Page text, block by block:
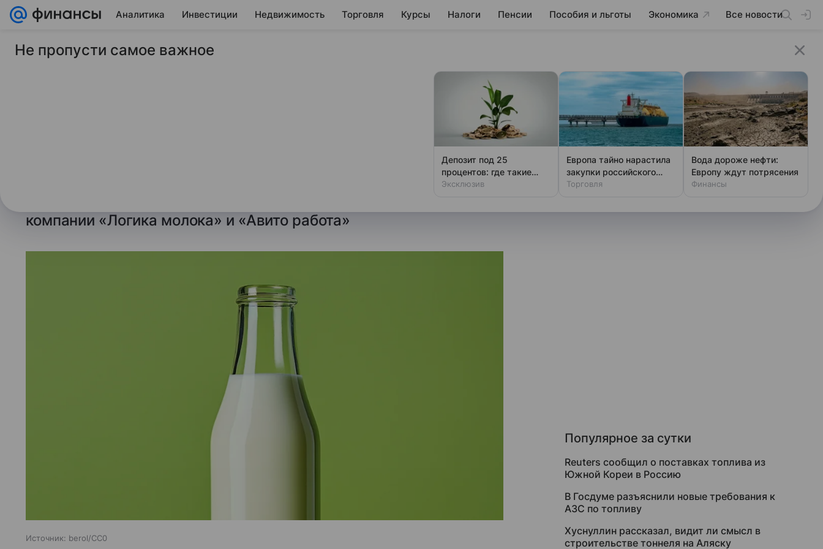
Аналитика Инвестиции Недвижимость Торговля Курсы Налоги Пенсии Пособия и льготы Экономика Все новости
18 июня 2026 ТАСС
Спрос на ветеринаров и лаборантов в этой отрасли в январе —
компании «Логика молока» и «Авито работа»
Источник: berol/CC0
Популярное за сутки
Reuters сообщил о поставках топлива из
Южной Кореи в Россию
В Госдуме разъяснили новые требования к
АЗС по топливу
Хуснуллин рассказал, видит ли смысл в
строительстве тоннеля на Аляску
Не пропусти самое важное
Депозит под 25
процентов: где такие
ставки
Эксклюзив
Европа тайно нарастила
закупки российского
газа
Торговля
Вода дороже нефти:
Европу ждут потрясения
Финансы